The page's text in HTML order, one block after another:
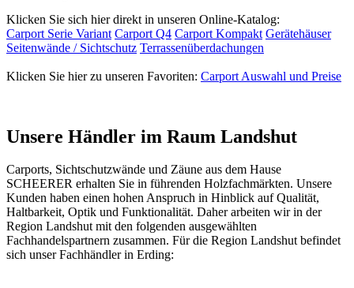
Klicken Sie sich hier direkt in unseren Online-Katalog:
Carport Serie Variant Carport Q4 Carport Kompakt Gerätehäuser
Seitenwände / Sichtschutz Terrassenüberdachungen
Klicken Sie hier zu unseren Favoriten: Carport Auswahl und Preise
Unsere Händler im Raum Landshut
Carports, Sichtschutzwände und Zäune aus dem Hause
SCHEERER erhalten Sie in führenden Holzfachmärkten. Unsere
Kunden haben einen hohen Anspruch in Hinblick auf Qualität,
Haltbarkeit, Optik und Funktionalität. Daher arbeiten wir in der
Region Landshut mit den folgenden ausgewählten
Fachhandelspartnern zusammen. Für die Region Landshut befindet
sich unser Fachhändler in Erding: